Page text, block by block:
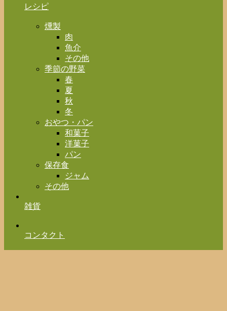
レシピ
燻製
肉
魚介
その他
季節の野菜
春
夏
秋
冬
おやつ・パン
和菓子
洋菓子
パン
保存食
ジャム
その他
雑貨
コンタクト